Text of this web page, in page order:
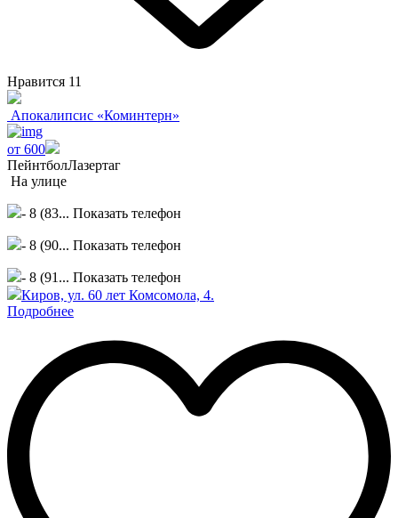
Нравится 11
Апокалипсис «Коминтерн»
от 600
ПейнтболЛазертаг
На улице
- 8 (83... Показать телефон
- 8 (90... Показать телефон
- 8 (91... Показать телефон
Киров, ул. 60 лет Комсомола, 4.
Подробнее